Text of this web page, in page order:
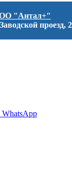
"Антал+"
проезд, 2
WhatsApp